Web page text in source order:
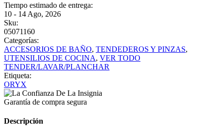
Tiempo estimado de entrega:
10 - 14 Ago, 2026
Sku:
05071160
Categorías:
ACCESORIOS DE BAÑO, TENDEDEROS Y PINZAS,
UTENSILIOS DE COCINA, VER TODO
TENDER/LAVAR/PLANCHAR
Etiqueta:
ORYX
Garantía de compra segura
Descripción